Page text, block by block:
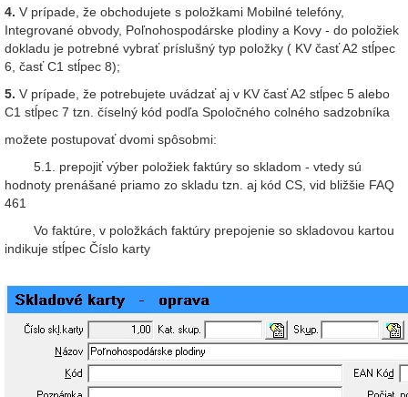
4. V prípade, že obchodujete s položkami Mobilné telefóny,
Integrované obvody, Poľnohospodárske plodiny a Kovy - do položiek
dokladu je potrebné vybrať príslušný typ položky ( KV časť A2 stĺpec
6, časť C1 stĺpec 8);
5. V prípade, že potrebujete uvádzať aj v KV časť A2 stĺpec 5 alebo
C1 stĺpec 7 tzn. číselný kód podľa Spoločného colného sadzobníka
možete postupovať dvomi spôsobmi:
5.1. prepojiť výber položiek faktúry so skladom - vtedy sú
hodnoty prenášané priamo zo skladu tzn. aj kód CS, vid bližšie FAQ
461
Vo faktúre, v položkách faktúry prepojenie so skladovou kartou
indikuje stĺpec Číslo karty